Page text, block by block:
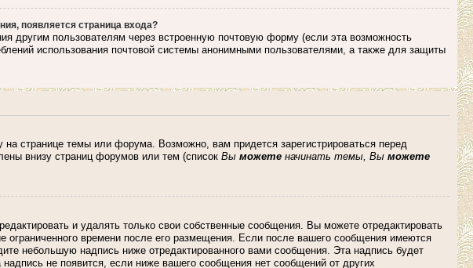
появляется страница входа?
другим пользователям через встроенную почтовую форму (если эта возможность
использования почтовой системы анонимными пользователями, а также для защиты
странице темы или форума. Возможно, вам придется зарегистрироваться перед
внизу страниц форумов или тем (список Вы можете начинать темы, Вы можете
и удалять только свои собственные сообщения. Вы можете отредактировать
времени после его размещения. Если после вашего сообщения имеются
небольшую надпись ниже отредактированного вами сообщения. Эта надпись будет
не появится, если ниже вашего сообщения нет сообщений от других